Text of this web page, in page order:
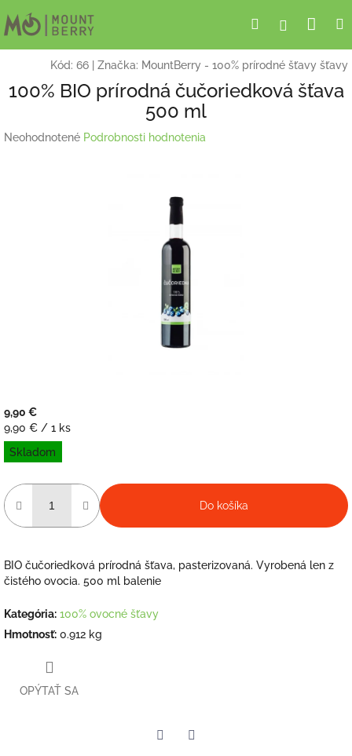
na
obsah
Hľadať
Kód: 66 Značka: MountBerry - 100% prírodné šťavy šťavy
100% BIO prírodná čučoriedková šťava
500 ml
Priemerné
Neohodnotené Podrobnosti hodnotenia
9,90 €
Jednotková
cena:
9,90 € / 1 ks
Skladom
Do košíka
BIO čučoriedková prírodná šťava, pasterizovaná. Vyrobená len z
čistého ovocia. 500 ml balenie
Kategória: 100% ovocné šťavy
Hmotnosť: 0.912 kg
OPÝTAŤ SA